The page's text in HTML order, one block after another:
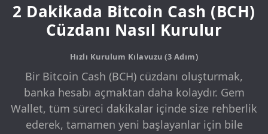
2 Dakikada Bitcoin Cash (BCH)
Cüzdanı Nasıl Kurulur
Hızlı Kurulum Kılavuzu (3 Adım)
Bir Bitcoin Cash (BCH) cüzdanı oluşturmak,
banka hesabı açmaktan daha kolaydır. Gem
Wallet, tüm süreci dakikalar içinde size rehberlik
ederek, tamamen yeni başlayanlar için bile